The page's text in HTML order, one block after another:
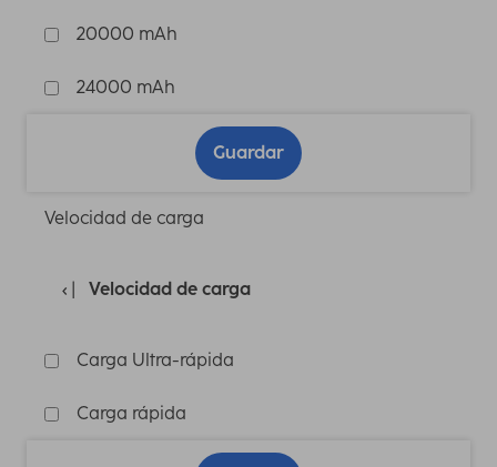
20000 mAh
24000 mAh
Guardar
Velocidad de carga
Velocidad de carga
Carga Ultra-rápida
Carga rápida